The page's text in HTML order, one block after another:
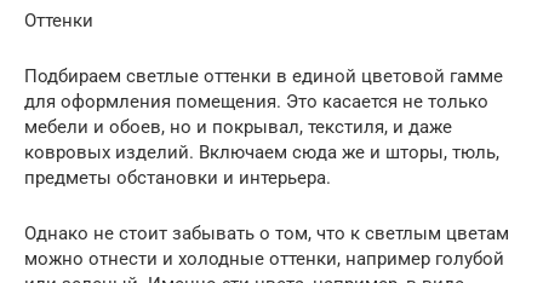
Оттенки
Подбираем светлые оттенки в единой цветовой гамме
для оформления помещения. Это касается не только
мебели и обоев, но и покрывал, текстиля, и даже
ковровых изделий. Включаем сюда же и шторы, тюль,
предметы обстановки и интерьера.
Однако не стоит забывать о том, что к светлым цветам
можно отнести и холодные оттенки, например голубой